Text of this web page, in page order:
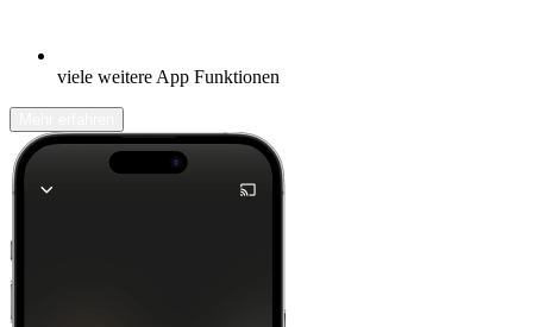
viele weitere App Funktionen